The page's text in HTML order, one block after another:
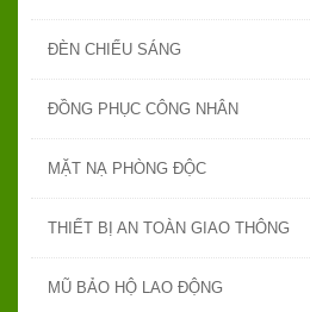
ĐÈN CHIẾU SÁNG
ĐỒNG PHỤC CÔNG NHÂN
MẶT NẠ PHÒNG ĐỘC
THIẾT BỊ AN TOÀN GIAO THÔNG
MŨ BẢO HỘ LAO ĐỘNG